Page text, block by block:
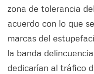
zona de tolerancia
acuerdo con lo que
marcas del
la banda
dedicarían al tráfico